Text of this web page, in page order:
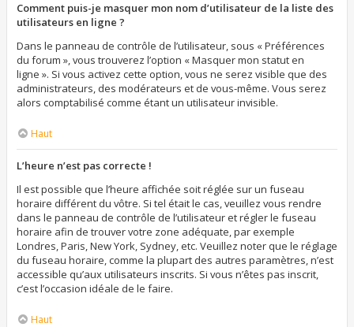
Comment puis-je masquer mon nom d’utilisateur de la liste des
utilisateurs en ligne ?
Dans le panneau de contrôle de l’utilisateur, sous « Préférences
du forum », vous trouverez l’option « Masquer mon statut en
ligne ». Si vous activez cette option, vous ne serez visible que des
administrateurs, des modérateurs et de vous-même. Vous serez
alors comptabilisé comme étant un utilisateur invisible.
Haut
L’heure n’est pas correcte !
Il est possible que l’heure affichée soit réglée sur un fuseau
horaire différent du vôtre. Si tel était le cas, veuillez vous rendre
dans le panneau de contrôle de l’utilisateur et régler le fuseau
horaire afin de trouver votre zone adéquate, par exemple
Londres, Paris, New York, Sydney, etc. Veuillez noter que le réglage
du fuseau horaire, comme la plupart des autres paramètres, n’est
accessible qu’aux utilisateurs inscrits. Si vous n’êtes pas inscrit,
c’est l’occasion idéale de le faire.
Haut